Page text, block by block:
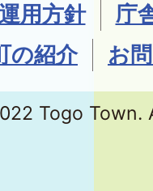
用方針
庁
の紹介
お
Togo Town.